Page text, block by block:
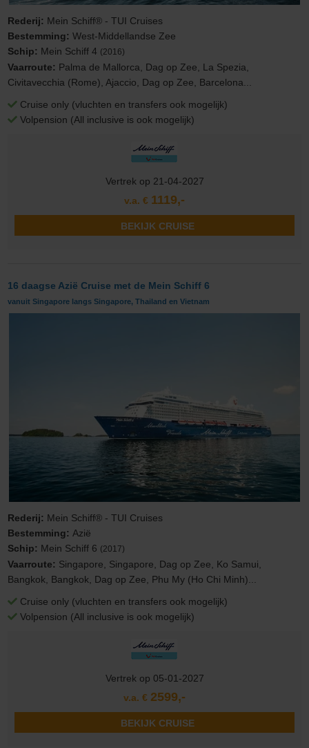
Rederij: Mein Schiff® - TUI Cruises
Bestemming:West-Middellandse Zee
Schip: Mein Schiff 4 (2016)
Vaarroute: Palma de Mallorca, Dag op Zee, La Spezia,
Civitavecchia (Rome), Ajaccio, Dag op Zee, Barcelona...
Cruise only (vluchten en transfers ook mogelijk)
Volpension (All inclusive is ook mogelijk)
Vertrek op 21-04-2027
v.a. € 1119,-
BEKIJK CRUISE
16 daagse Azië Cruise met de Mein Schiff 6
vanuit Singapore langs Singapore, Thailand en Vietnam
Rederij: Mein Schiff® - TUI Cruises
Bestemming:Azië
Schip: Mein Schiff 6 (2017)
Vaarroute: Singapore, Singapore, Dag op Zee, Ko Samui,
Bangkok, Bangkok, Dag op Zee, Phu My (Ho Chi Minh)...
Cruise only (vluchten en transfers ook mogelijk)
Volpension (All inclusive is ook mogelijk)
Vertrek op 05-01-2027
v.a. € 2599,-
BEKIJK CRUISE